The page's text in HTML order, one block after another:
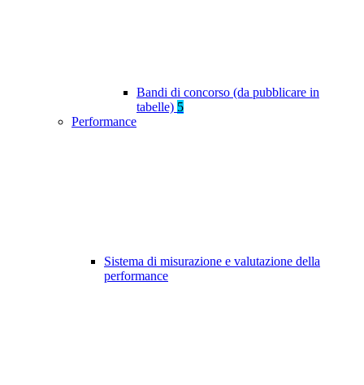
Bandi di concorso (da pubblicare in
tabelle) 5
Performance
Sistema di misurazione e valutazione della
performance